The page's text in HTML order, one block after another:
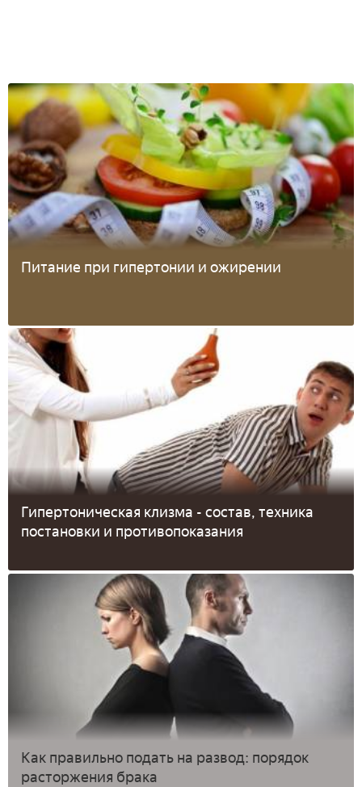
Питание при гипертонии и ожирении
Гипертоническая клизма - состав, техника
постановки и противопоказания
Как правильно подать на развод: порядок
расторжения брака